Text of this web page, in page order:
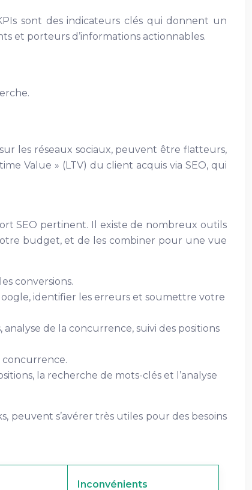
sont des indicateurs clés qui donnent un
et porteurs d’informations actionnables.
les réseaux sociaux, peuvent être flatteurs,
Value » (LTV) du client acquis via SEO, qui
SEO pertinent. Il existe de nombreux outils
budget, et de les combiner pour une vue
conversions.
identifier les erreurs et soumettre votre
de la concurrence, suivi des positions
concurrence.
la recherche de mots-clés et l’analyse
peuvent s’avérer très utiles pour des besoins
Inconvénients